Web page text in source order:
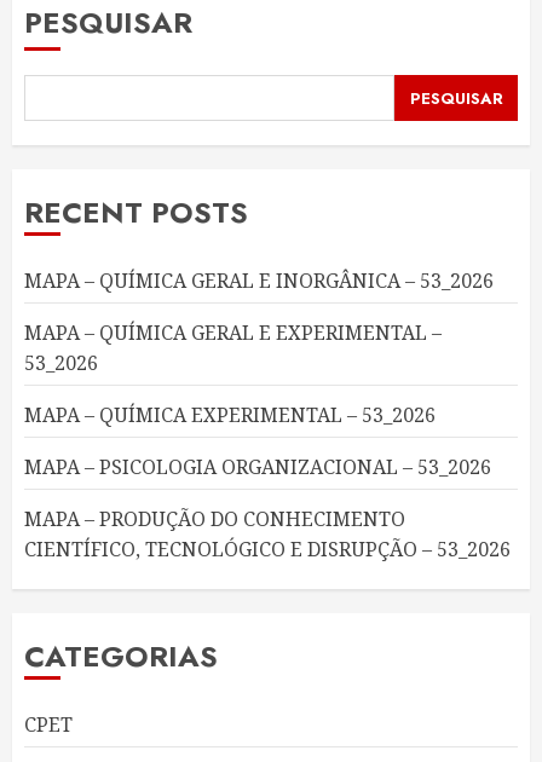
PESQUISAR
PESQUISAR
RECENT POSTS
MAPA – QUÍMICA GERAL E INORGÂNICA – 53_2026
MAPA – QUÍMICA GERAL E EXPERIMENTAL –
53_2026
MAPA – QUÍMICA EXPERIMENTAL – 53_2026
MAPA – PSICOLOGIA ORGANIZACIONAL – 53_2026
MAPA – PRODUÇÃO DO CONHECIMENTO
CIENTÍFICO, TECNOLÓGICO E DISRUPÇÃO – 53_2026
CATEGORIAS
CPET